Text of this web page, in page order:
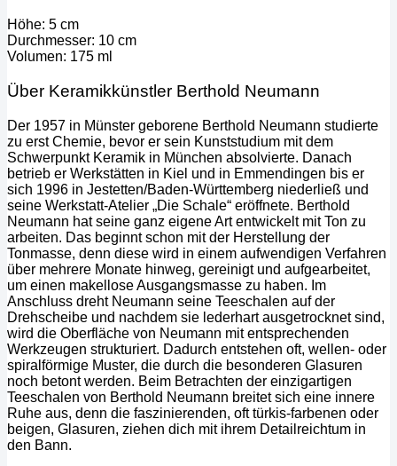
Höhe: 5 cm
Durchmesser: 10 cm
Volumen: 175 ml
Über Keramikkünstler Berthold Neumann
Der 1957 in Münster geborene Berthold Neumann studierte
zu erst Chemie, bevor er sein Kunststudium mit dem
Schwerpunkt Keramik in München absolvierte. Danach
betrieb er Werkstätten in Kiel und in Emmendingen bis er
sich 1996 in Jestetten/Baden-Württemberg niederließ und
seine Werkstatt-Atelier „Die Schale“ eröffnete. Berthold
Neumann hat seine ganz eigene Art entwickelt mit Ton zu
arbeiten. Das beginnt schon mit der Herstellung der
Tonmasse, denn diese wird in einem aufwendigen Verfahren
über mehrere Monate hinweg, gereinigt und aufgearbeitet,
um einen makellose Ausgangsmasse zu haben. Im
Anschluss dreht Neumann seine Teeschalen auf der
Drehscheibe und nachdem sie lederhart ausgetrocknet sind,
wird die Oberfläche von Neumann mit entsprechenden
Werkzeugen strukturiert. Dadurch entstehen oft, wellen- oder
spiralförmige Muster, die durch die besonderen Glasuren
noch betont werden. Beim Betrachten der einzigartigen
Teeschalen von Berthold Neumann breitet sich eine innere
Ruhe aus, denn die faszinierenden, oft türkis-farbenen oder
beigen, Glasuren, ziehen dich mit ihrem Detailreichtum in
den Bann.